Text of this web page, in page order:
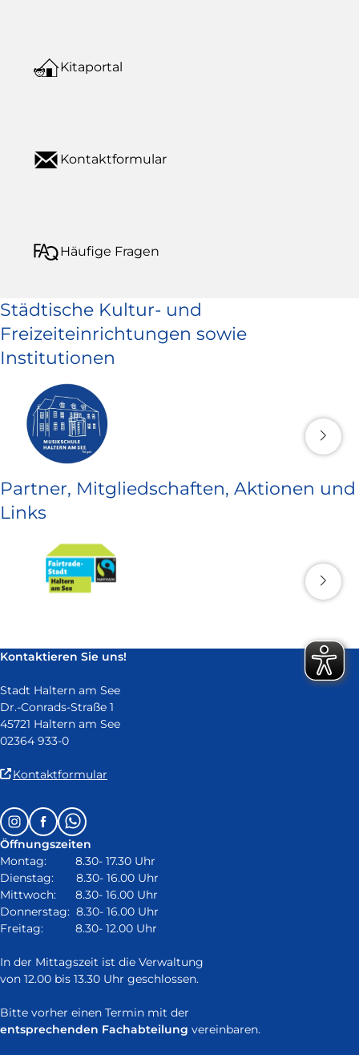
Kitaportal
Kontaktformular
Häufige Fragen
Städtische Kultur- und
Freizeiteinrichtungen sowie
Institutionen
Partner, Mitgliedschaften, Aktionen und
Links
Kontaktieren Sie uns!
Stadt Haltern am See
Dr.-Conrads-Straße 1
45721 Haltern am See
02364 933-0
Kontaktformular
in
neuem
Fenster)
Follow
us
on:
InstagramFacebookWhatsapp
Öffnungszeiten
Montag: 8.30- 17.30 Uhr
Dienstag: 8.30- 16.00 Uhr
Mittwoch: 8.30- 16.00 Uhr
Donnerstag: 8.30- 16.00 Uhr
Freitag: 8.30- 12.00 Uhr
In der Mittagszeit ist die Verwaltung
von 12.00 bis 13.30 Uhr geschlossen.
Bitte vorher einen Termin mit der
entsprechenden Fachabteilung vereinbaren.